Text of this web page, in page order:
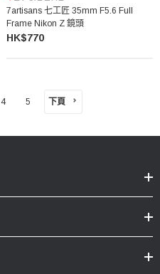
7artisans 七工匠 35mm F5.6 Full
Frame Nikon Z 鏡頭
HK$770
4 5 下頁